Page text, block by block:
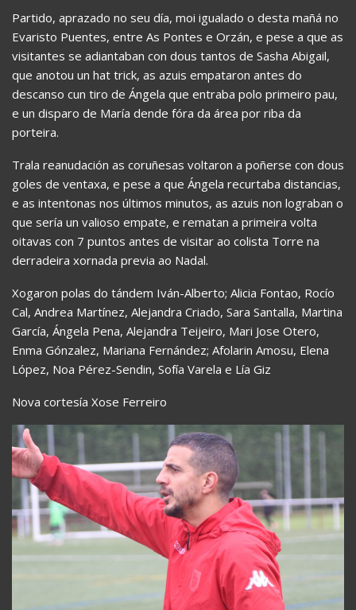
Partido, aprazado no seu día, moi igualado o desta mañá no
Evaristo Puentes, entre As Pontes e Orzán, e pese a que as
visitantes se adiantaban con dous tantos de Sasha Abigail,
que anotou un hat trick, as azuis empataron antes do
descanso cun tiro de Ángela que entraba polo primeiro pau,
e un disparo de María dende fóra da área por riba da
porteira.
Trala reanudación as coruñesas voltaron a poñerse con dous
goles de ventaxa, e pese a que Ángela recurtaba distancias,
e as intentonas nos últimos minutos, as azuis non lograban o
que sería un valioso empate, e rematan a primeira volta
oitavas con 7 puntos antes de visitar ao colista Torre na
derradeira xornada previa ao Nadal.
Xogaron polas do tándem Iván-Alberto; Alicia Fontao, Rocío
Cal, Andrea Martínez, Alejandra Criado, Sara Santalla, Martina
García, Ángela Pena, Alejandra Teijeiro, Mari Jose Otero,
Enma Gónzalez, Mariana Fernández; Afolarin Amosu, Elena
López, Noa Pérez-Sendin, Sofía Varela e Lía Giz
Nova cortesía Xose Ferreiro